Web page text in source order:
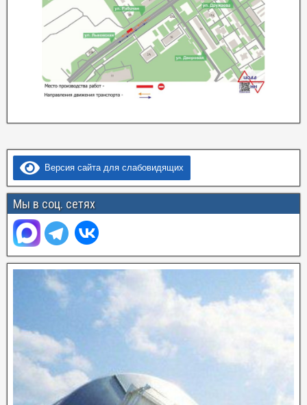
Версия сайта для слабовидящих
Мы в соц. сетях